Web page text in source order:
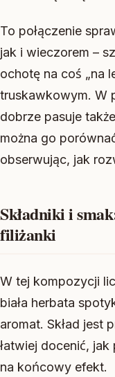
To połączenie
jak i wieczorem –
ochotę na coś „na
truskawkowym. W
dobrze pasuje
można go
obserwując, jak
Składniki i
filiżanki
W tej kompozycji
biała herbata
aromat. Skład jest
łatwiej docenić,
na końcowy efekt.